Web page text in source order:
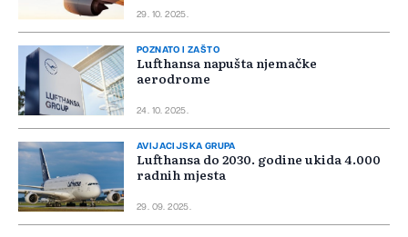
29. 10. 2025.
POZNATO I ZAŠTO
Lufthansa napušta njemačke
aerodrome
24. 10. 2025.
AVIJACIJSKA GRUPA
Lufthansa do 2030. godine ukida 4.000
radnih mjesta
29. 09. 2025.